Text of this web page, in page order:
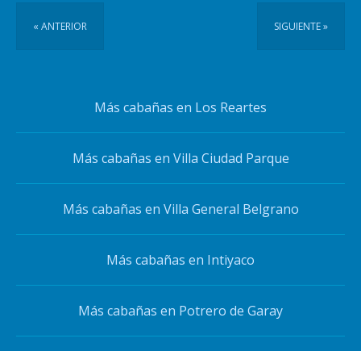
« ANTERIOR SIGUIENTE »
Más cabañas en Los Reartes
Más cabañas en Villa Ciudad Parque
Más cabañas en Villa General Belgrano
Más cabañas en Intiyaco
Más cabañas en Potrero de Garay